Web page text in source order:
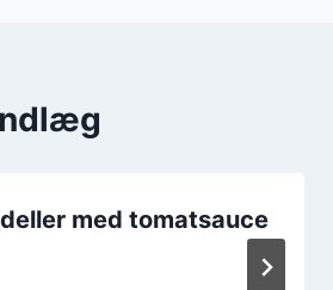
med tomatsauce